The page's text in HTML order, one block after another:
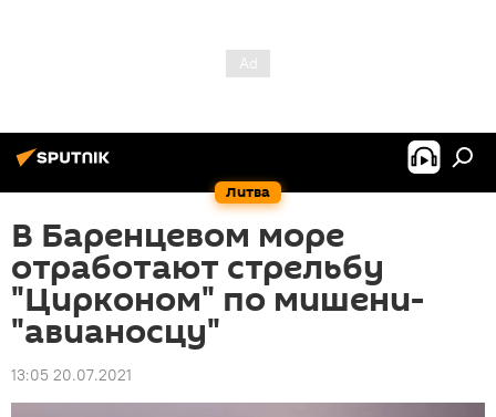
Литва
В Баренцевом море
отработают стрельбу
"Цирконом" по мишени-
"авианосцу"
13:05 20.07.2021